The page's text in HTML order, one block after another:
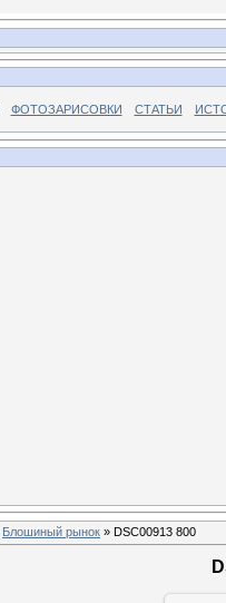
ФОТОЗАРИСОВКИ СТАТЬИ
Блошиный рынок » DSC00913 800